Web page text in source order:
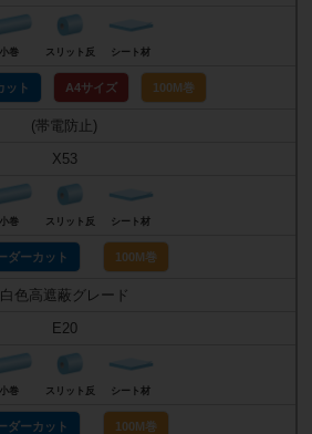
小巻 スリット反 シート材
ット A4サイズ 100M巻
(帯電防止)
X53
小巻 スリット反 シート材
ダーカット 100M巻
白色高遮蔽グレード
E20
小巻 スリット反 シート材
ダーカット 100M巻